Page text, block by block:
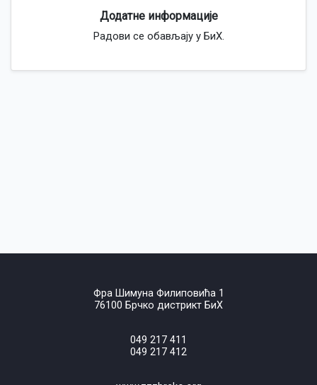
Додатне информације
Радови се обављају у БиХ.
Фра Шимуна Филиповића 1
76100 Брчко дистрикт БиХ
049 217 411
049 217 412